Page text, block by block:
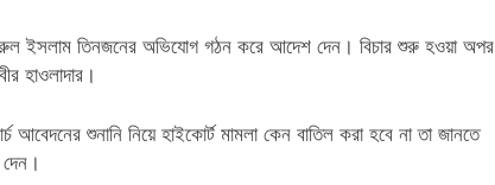
ইসলাম তিনজনের অভিযোগ গঠন করে আদেশ দেন। বিচার শুরু হওয়া অপর
হাওলাদার।
শুনানি নিয়ে হাইকোর্ট মামলা কেন বাতিল করা হবে না তা জানতে